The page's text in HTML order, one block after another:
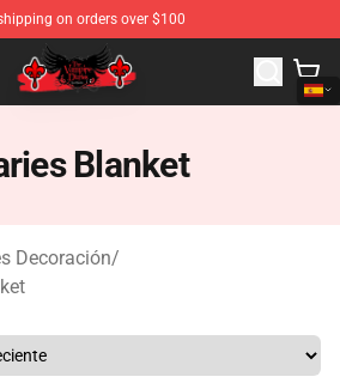
on orders over $100
Shop - Official The Vampire
Blanket
Decoración/